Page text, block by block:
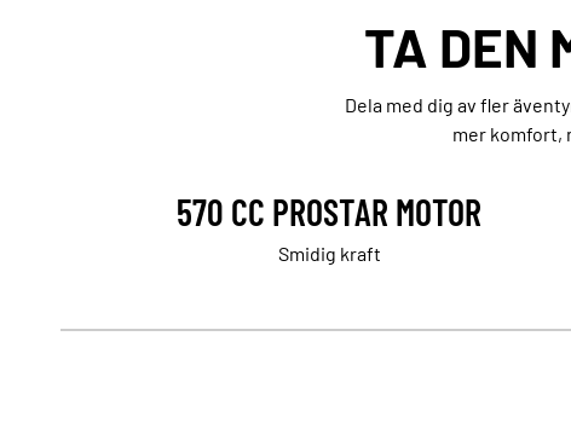
TA DEN
Dela med dig av fler
mer komfort,
570 CC PROSTAR MOTOR
Smidig kraft